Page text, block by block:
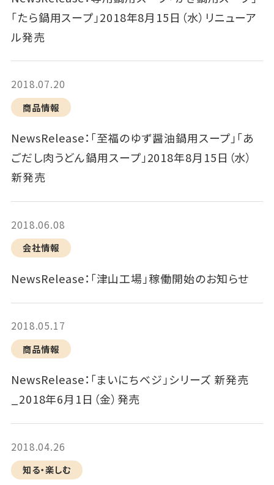
｢たら鍋用スープ｣2018年8月15日（水）リニューア
ル発売
2018.07.20
商品情報
NewsRelease：｢至福のゆず醤油鍋用スープ｣「あ
ごだし肉うどん鍋用スープ」2018年8月15日（水）
新発売
2018.06.08
会社情報
NewsRelease：「津山工場」稼働開始のお知らせ
2018.05.17
商品情報
NewsRelease：「まいにちベジ」シリーズ 新発売
_2018年6月1日（金）発売
2018.04.26
知る・楽しむ